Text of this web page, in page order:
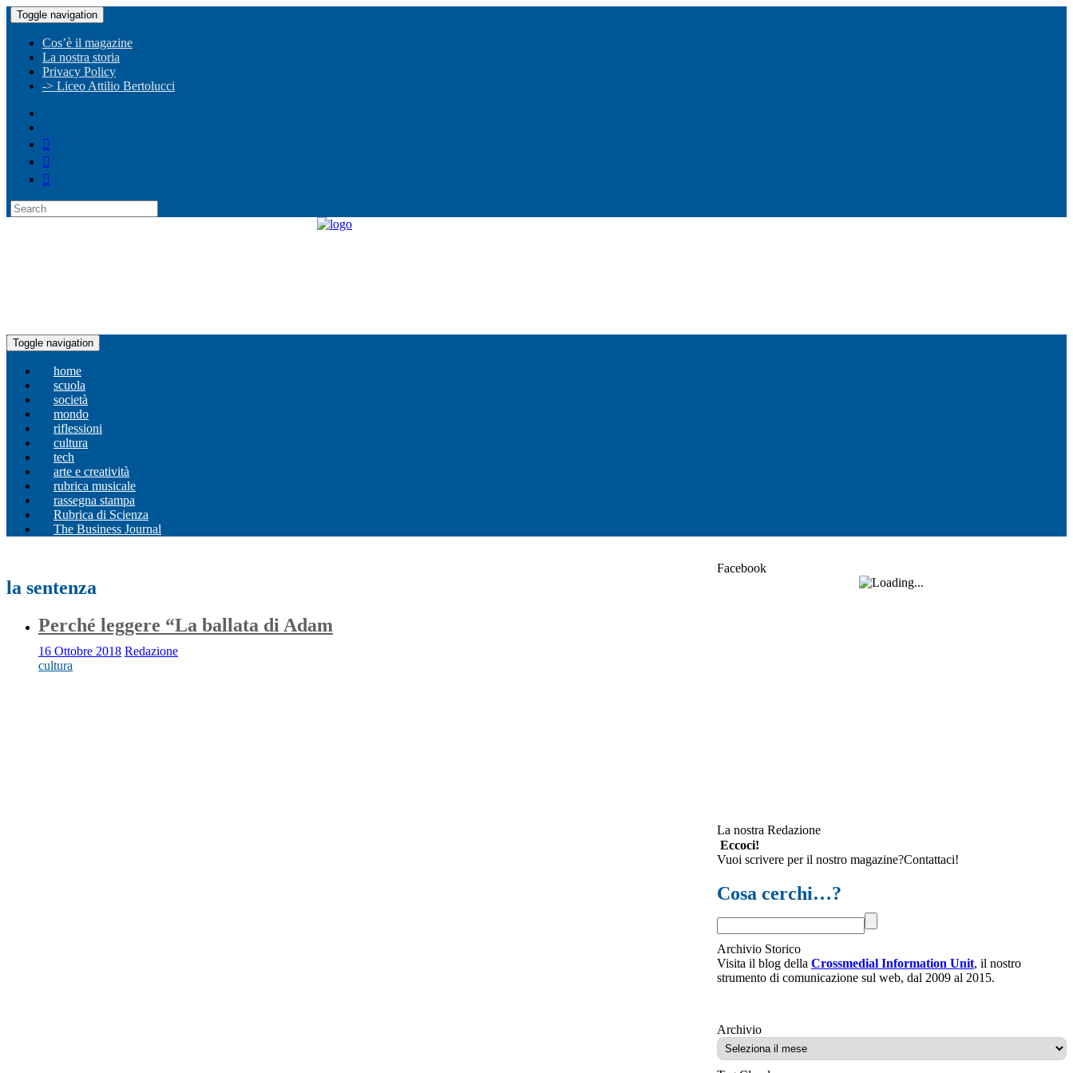
Toggle navigation
Cos’è il magazine
La nostra storia
Privacy Policy
-> Liceo Attilio Bertolucci
Toggle navigation
home
scuola
società
mondo
riflessioni
cultura
tech
arte e creatività
rubrica musicale
rassegna stampa
Rubrica di Scienza
The Business Journal
la sentenza
Perché leggere “La ballata di Adam
16 Ottobre 2018 Redazione
cultura
Facebook
La nostra Redazione
Eccoci!
Vuoi scrivere per il nostro magazine?Contattaci!
Cosa cerchi…?
Archivio Storico
Visita il blog della Crossmedial Information Unit, il nostro
strumento di comunicazione sul web, dal 2009 al 2015.
ArchivioArchivio